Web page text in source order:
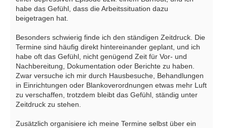
habe das Gefühl, dass die Arbeitssituation dazu
beigetragen hat.
Besonders schwierig finde ich den ständigen Zeitdruck. Die
Termine sind häufig direkt hintereinander geplant, und ich
habe oft das Gefühl, nicht genügend Zeit für Vor- und
Nachbereitung, Dokumentation oder Berichte zu haben.
Zwar versuche ich mir durch Hausbesuche, Behandlungen
in Einrichtungen oder Blankoverordnungen etwas mehr Luft
zu verschaffen, trotzdem bleibt das Gefühl, ständig unter
Zeitdruck zu stehen.
Zusätzlich organisiere ich meine Termine selbst über ein